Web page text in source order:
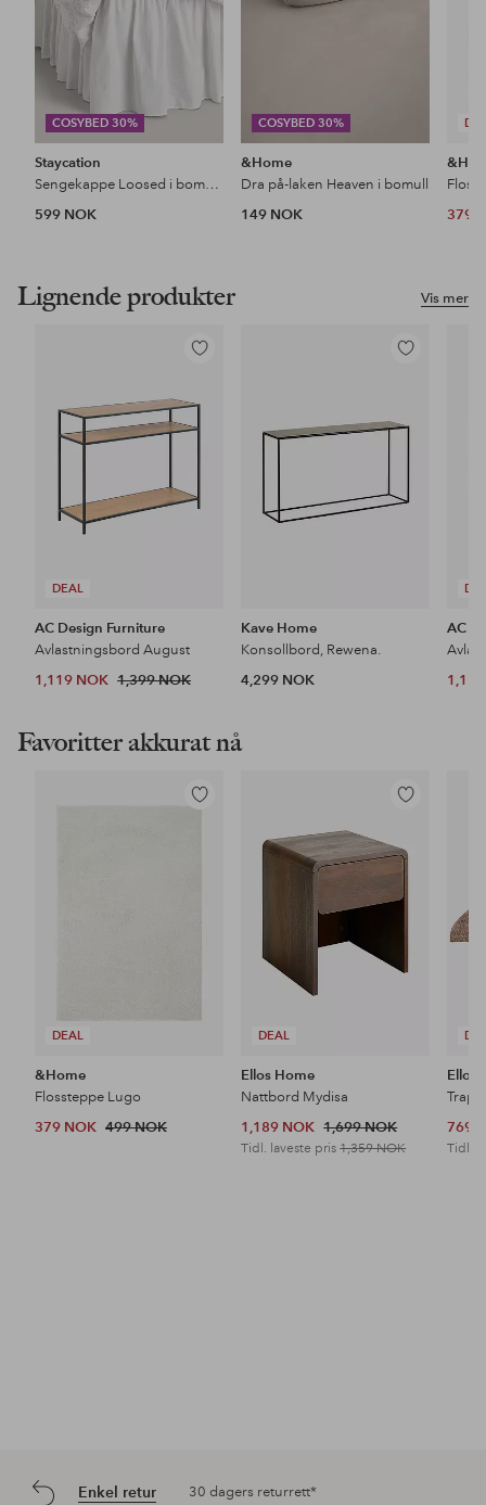
COSYBED 30%
Staycation
Sengekappe Loosed i bomullspercale
599 NOK
COSYBED 30%
&Home
Dra på-laken Heaven i bomull
149 NOK
379
Vis mer
Lignende produkter
DEAL
Legg
favoritter
AC Design Furniture
Avlastningsbord August
1,119 NOK 1,399 NOK
Legg
Kave Home
Konsollbord, Rewena.
4,299 NOK
AC
Favoritter akkurat nå
DEAL
Legg
&Home
Flossteppe Lugo
379 NOK 499 NOK
DEAL
Legg
favoritter
Ellos Home
Nattbord Mydisa
1,189 NOK 1,699 NOK
Tidl. laveste pris1,359 NOK
Ellos
769
Tidl.
Enkel retur 30 dagers returrett*